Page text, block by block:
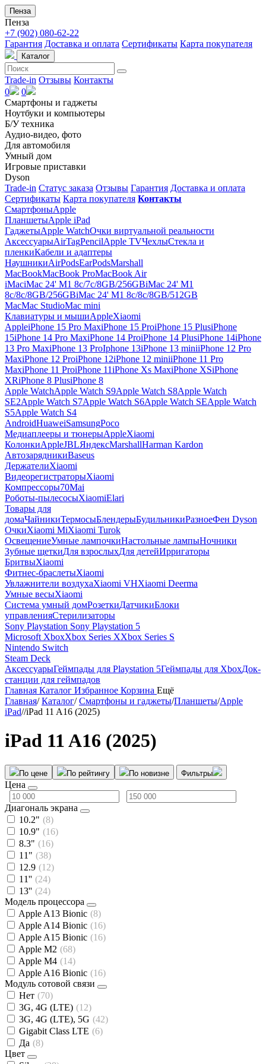
Пенза
Пенза
+7 (902) 080-62-22
Гарантия Доставка и оплата Сертификаты Карта покупателя
Каталог
Trade-in Отзывы Контакты
0
0
Смартфоны и гаджеты
Ноутбуки и компьютеры
Б/У техника
Аудио-видео, фото
Для автомобиля
Умный дом
Игровые приставки
Dyson
Trade-in Статус заказа Отзывы Гарантия Доставка и оплата
Сертификаты Карта покупателя Контакты
СмартфоныApple
ПланшетыApple iPad
ГаджетыApple WatchОчки виртуальной реальности
АксессуарыAirTagPencilApple TVЧехлыСтекла и
пленкиКабели и адаптеры
НаушникиAirPodsEarPodsMarshall
MacBookMacBook ProMacBook Air
iMaciMac 24' M1 8c/7c/8GB/256GBiMac 24' M1
8c/8c/8GB/256GBiMac 24' M1 8c/8c/8GB/512GB
MacMac StudioMac mini
Клавиатуры и мышиAppleXiaomi
AppleiPhone 15 Pro MaxiPhone 15 ProiPhone 15 PlusiPhone
15iPhone 14 Pro MaxiPhone 14 ProiPhone 14 PlusiPhone 14iPhone
13 Pro MaxiPhone 13 ProIphone 13iPhone 13 miniiPhone 12 Pro
MaxiPhone 12 ProiPhone 12iPhone 12 miniiPhone 11 Pro
MaxiPhone 11 ProiPhone 11iPhone Xs MaxiPhone XSiPhone
XRiPhone 8 PlusiPhone 8
Apple WatchApple Watch S9Apple Watch S8Apple Watch
SE2Apple Watch S7Apple Watch S6Apple Watch SEApple Watch
S5Apple Watch S4
AndroidHuaweiSamsungPoco
Медиаплееры и тюнерыAppleXiaomi
КолонкиAppleJBLЯндексMarshallHarman Kardon
АвтозарядникиBaseus
ДержателиXiaomi
ВидеорегистраторыXiaomi
Компрессоры70Mai
Роботы-пылесосыXiaomiElari
Товары для
домаЧайникиТермосыБлендерыБудильникиРазноеФен Dyson
ОчкиXiaomi MiXiaomi Turok
ОсвещениеУмные лампочкиНастольные лампыНочники
Зубные щеткиДля взрослыхДля детейИрригаторы
БритвыXiaomi
Фитнес-браслетыXiaomi
Увлажнители воздухаXiaomi VHXiaomi Deerma
Умные весыXiaomi
Система умный домРозеткиДатчикиБлоки
управленияСтерилизаторы
Sony Playstation Sony Playstation 5
Microsoft XboxXbox Series XXbox Series S
Nintendo Switch
Steam Deck
АксессуарыГеймпады для Playstation 5Геймпады для XboxДок-
станции для геймпадов
Главная Каталог Избранное Корзина Ещё
Главная/ Каталог/ Смартфоны и гаджеты/Планшеты/Apple
iPad//iPad 11 A16 (2025)
iPad 11 A16 (2025)
По цене По рейтингу По новизне Фильтры
Цена
Диагональ экрана
10.2" (8)
10.9" (16)
8.3" (16)
11" (38)
12.9 (12)
11'' (24)
13'' (24)
Модель процессора
Apple A13 Bionic (8)
Apple A14 Bionic (16)
Apple A15 Bionic (16)
Apple M2 (68)
Apple M4 (14)
Apple A16 Bionic (16)
Модуль сотовой связи
Нет (70)
3G, 4G (LTE) (12)
3G, 4G (LTE), 5G (42)
Gigabit Class LTE (6)
Да (8)
Цвет